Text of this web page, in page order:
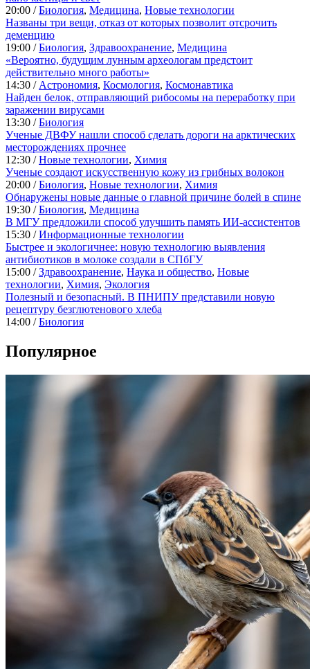
20:00 /Биология, Медицина, Новые технологии
Названы три вещи, отказ от которых позволит отсрочить
деменцию
19:00 /Биология, Здравоохранение, Медицина
«Вероятно, будущим лунным археологам предстоит
действительно много работы»
14:30 / Астрономия, Космология, Космонавтика
Найден белок, отправляющий рибосомы на переработку при
заражении вирусами
13:30 /Биология
Ученые ДВФУ нашли способ сделать дороги на арктических
месторождениях прочнее
12:30 /Новые технологии, Химия
Ученые создают искусственную кожу из грибных волокон
20:00 /Биология, Новые технологии, Химия
Обнаружены новые данные о главной причине болей в спине
19:30 /Биология, Медицина
В МГУ предложили способ улучшить память ИИ-ассистентов
15:30 /Информационные технологии
Быстрее и экологичнее: новую технологию выявления
антибиотиков в молоке создали в СПбГУ
15:00 /Здравоохранение, Наука и общество, Новые
технологии, Химия, Экология
Полезный и безопасный. В ПНИПУ представили новую
рецептуру безглютенового хлеба
14:00 /Биология
Популярное